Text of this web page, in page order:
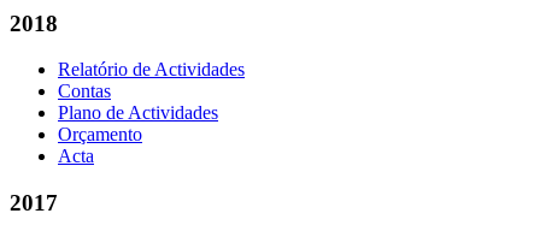
2018
Relatório de Actividades
Contas
Plano de Actividades
Orçamento
Acta
2017